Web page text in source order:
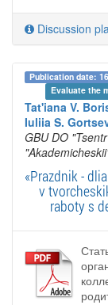
Discussion
Publication date:
Evaluate the
Tat'iana V.
Iuliia S.
GBU DO
«Prazdnik -
v
raboty s